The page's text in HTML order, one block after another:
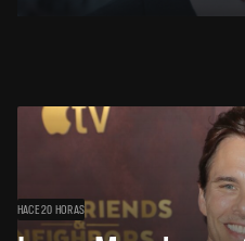
HACE 20 HORAS